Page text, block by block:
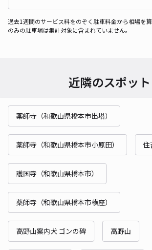
過去1週間のサービス料をのぞく駐車料金から相場を
のみの駐車場は集計対象に含まれていません。
近隣のスポット
薬師寺（和歌山県橋本市出塔）
薬師寺（和歌山県橋本市小原田） 住
護国寺（和歌山県橋本市）
薬師寺（和歌山県橋本市横座）
高野山案内犬 ゴンの碑 高野山